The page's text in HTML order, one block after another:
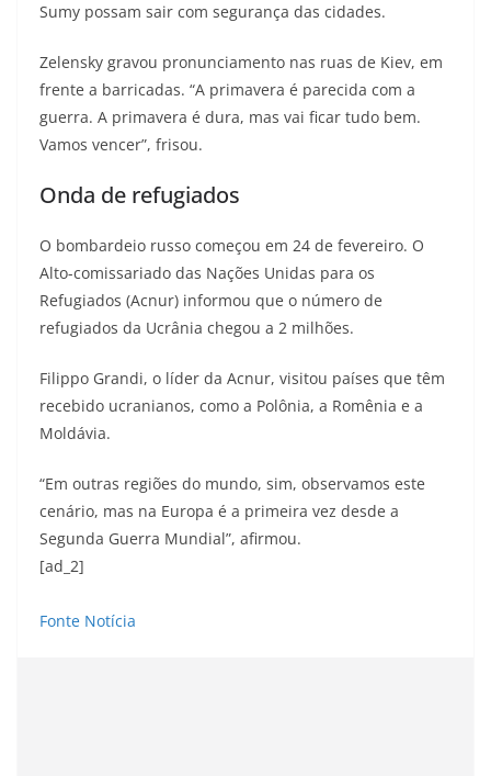
Sumy possam sair com segurança das cidades.
Zelensky gravou pronunciamento nas ruas de Kiev, em
frente a barricadas. “A primavera é parecida com a
guerra. A primavera é dura, mas vai ficar tudo bem.
Vamos vencer”, frisou.
Onda de refugiados
O bombardeio russo começou em 24 de fevereiro. O
Alto-comissariado das Nações Unidas para os
Refugiados (Acnur) informou que o número de
refugiados da Ucrânia chegou a 2 milhões.
Filippo Grandi, o líder da Acnur, visitou países que têm
recebido ucranianos, como a Polônia, a Romênia e a
Moldávia.
“Em outras regiões do mundo, sim, observamos este
cenário, mas na Europa é a primeira vez desde a
Segunda Guerra Mundial”, afirmou.
[ad_2]
Fonte Notícia